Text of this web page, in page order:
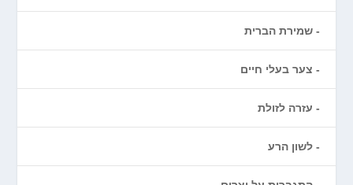
שמירת הברית
צער בעלי חיים
עזרה לזולת
לשון הרע